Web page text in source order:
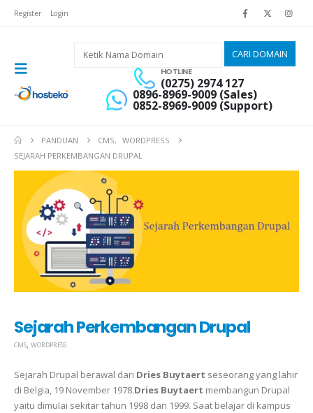
Register Login
HOTLINE
(0275) 2974 127
0896-8969-9009 (Sales)
0852-8969-9009 (Support)
PANDUAN CMS,
WORDPRESS
SEJARAH PERKEMBANGAN DRUPAL
Sejarah Perkembangan Drupal
CMS, WORDPRESS
Sejarah Drupal berawal dari Dries Buytaert seseorang yang lahir
di Belgia, 19 November 1978.Dries Buytaert membangun Drupal
yaitu dimulai sekitar tahun 1998 dan 1999. Saat belajar di kampus